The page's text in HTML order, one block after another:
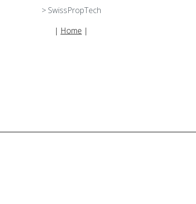
> SwissPropTech
| Home |